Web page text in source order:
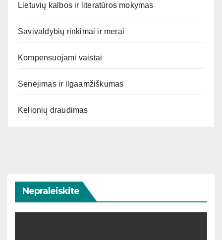
Lietuvių kalbos ir literatūros mokymas
Savivaldybių rinkimai ir merai
Kompensuojami vaistai
Senėjimas ir ilgaamžiškumas
Kelionių draudimas
Nepraleiskite